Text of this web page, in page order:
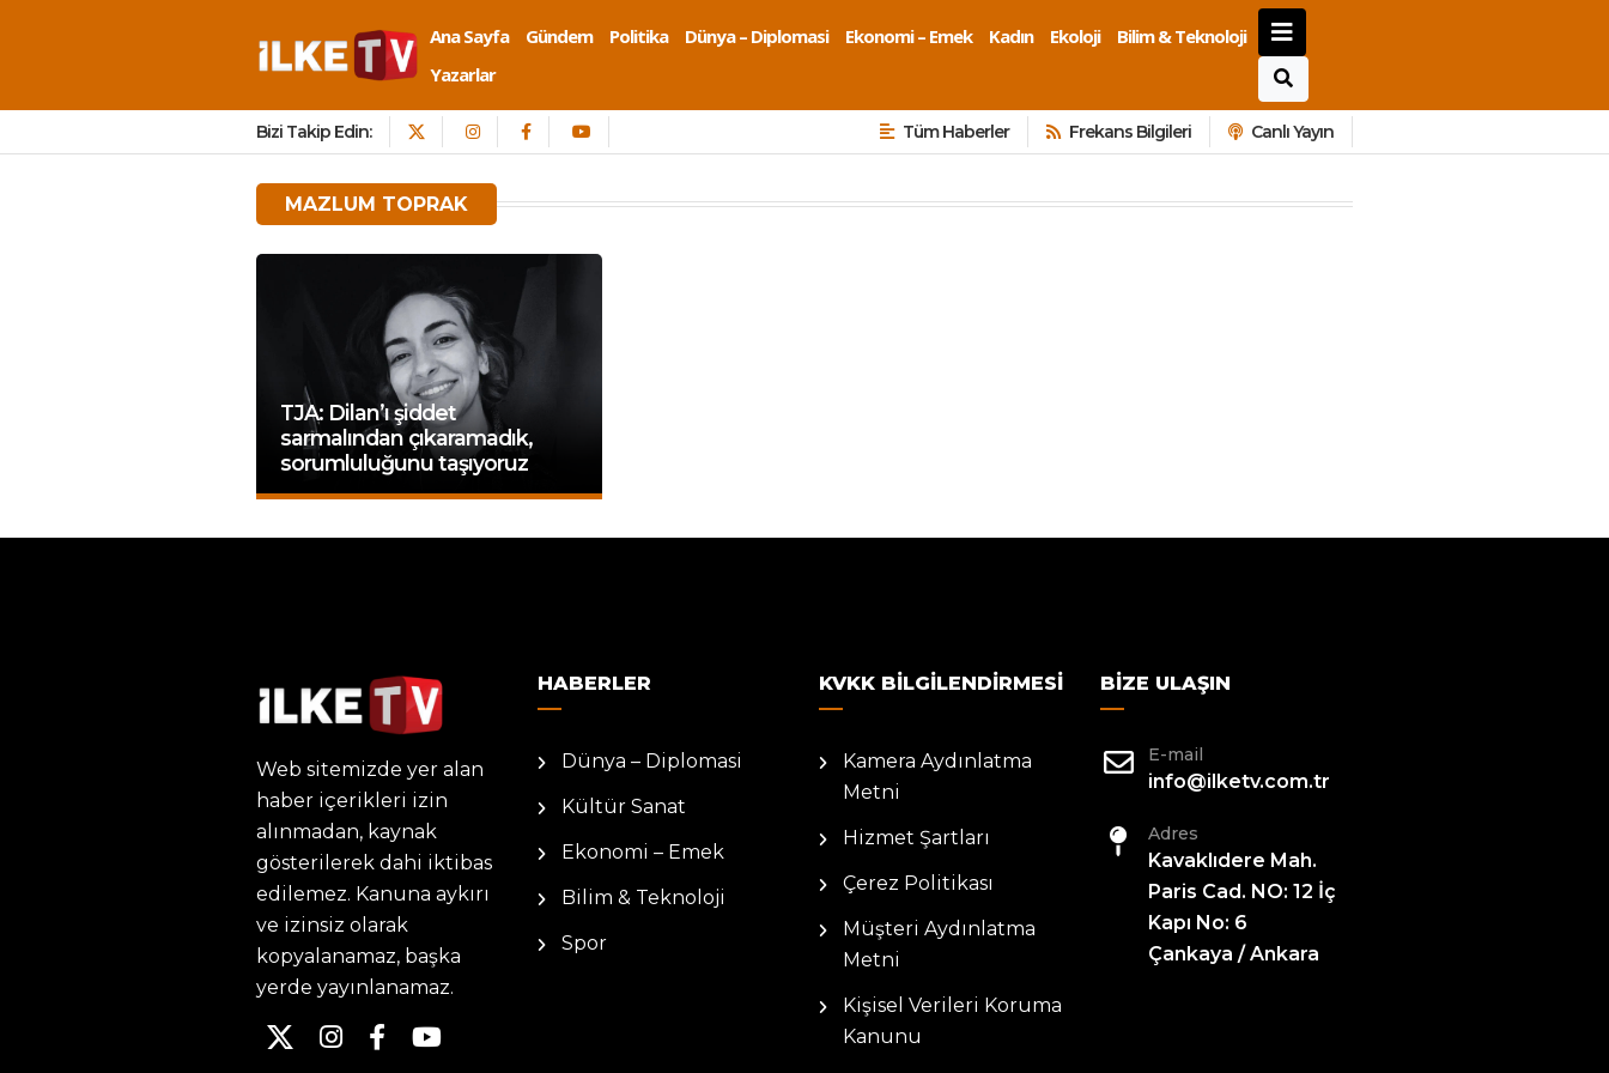
Ana Sayfa Gündem Politika Dünya – Diplomasi Ekonomi – Emek Kadın Ekoloji
Bilim & Teknoloji
Yazarlar
Bizi Takip Edin: Tüm Haberler Frekans Bilgileri Canlı Yayın
MAZLUM TOPRAK
TJA: Dilan’ı şiddet
sarmalından çıkaramadık,
sorumluluğunu taşıyoruz
Web sitemizde yer alan
haber içerikleri izin
alınmadan, kaynak
gösterilerek dahi iktibas
edilemez. Kanuna aykırı
ve izinsiz olarak
kopyalanamaz, başka
yerde yayınlanamaz.
HABERLER
Dünya – Diplomasi
Kültür Sanat
Ekonomi – Emek
Bilim & Teknoloji
Spor
KVKK BILGILENDIRMESI
Kamera Aydınlatma
Metni
Hizmet Şartları
Çerez Politikası
Müşteri Aydınlatma
Metni
Kişisel Verileri Koruma
Kanunu
BIZE ULAŞIN
E-mail
info@ilketv.com.tr
Adres
Kavaklıdere Mah.
Paris Cad. NO: 12 İç
Kapı No: 6
Çankaya / Ankara